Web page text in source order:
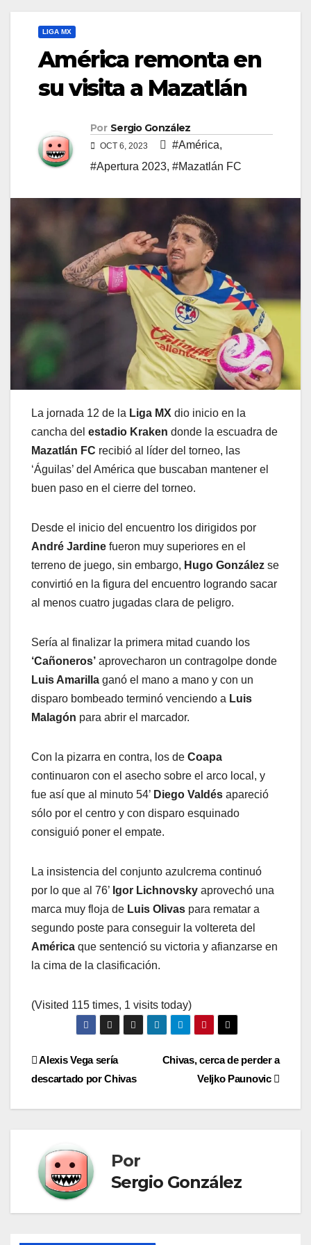
LIGA MX
América remonta en
su visita a Mazatlán
Por Sergio González
OCT 6, 2023 #América,
#Apertura 2023, #Mazatlán FC
La jornada 12 de la Liga MX dio inicio en la
cancha del estadio Kraken donde la escuadra de
Mazatlán FC recibió al líder del torneo, las
‘Águilas’ del América que buscaban mantener el
buen paso en el cierre del torneo.
Desde el inicio del encuentro los dirigidos por
André Jardine fueron muy superiores en el
terreno de juego, sin embargo, Hugo González se
convirtió en la figura del encuentro logrando sacar
al menos cuatro jugadas clara de peligro.
Sería al finalizar la primera mitad cuando los
‘Cañoneros’ aprovecharon un contragolpe donde
Luis Amarilla ganó el mano a mano y con un
disparo bombeado terminó venciendo a Luis
Malagón para abrir el marcador.
Con la pizarra en contra, los de Coapa
continuaron con el asecho sobre el arco local, y
fue así que al minuto 54’ Diego Valdés apareció
sólo por el centro y con disparo esquinado
consiguió poner el empate.
La insistencia del conjunto azulcrema continuó
por lo que al 76’ Igor Lichnovsky aprovechó una
marca muy floja de Luis Olivas para rematar a
segundo poste para conseguir la voltereta del
América que sentenció su victoria y afianzarse en
la cima de la clasificación.
(Visited 115 times, 1 visits today)
Navegación
Chivas, cerca de perder a
Veljko Paunovic
Alexis Vega sería
descartado por Chivas
Por
Sergio González